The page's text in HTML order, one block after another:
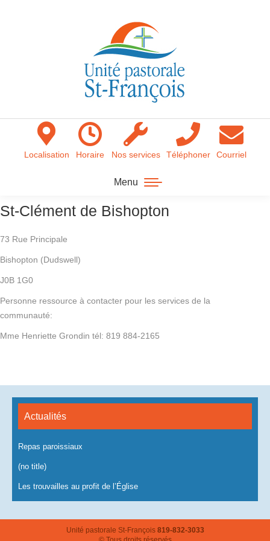
Menu
Localisation Horaire Nos services Téléphoner Courriel
St-Clément de Bishopton
73 Rue Principale
Bishopton (Dudswell)
J0B 1G0
Personne ressource à contacter pour les services de la
communauté:
Mme Henriette Grondin tél: 819 884-2165
Actualités
Repas paroissiaux
(no title)
Les trouvailles au profit de l’Église
Unité pastorale St-François 819-832-3033